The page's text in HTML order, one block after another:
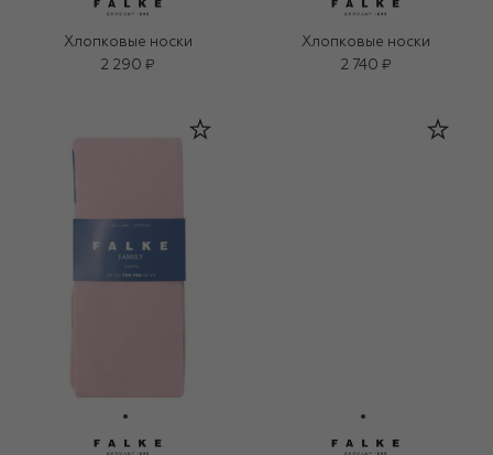
Хлопковые носки
2 290 ₽
Хлопковые носки
2 740 ₽